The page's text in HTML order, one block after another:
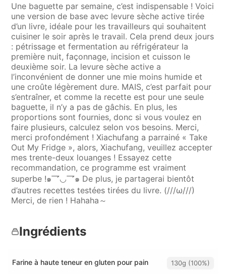
Une baguette par semaine, c’est indispensable ! Voici
une version de base avec levure sèche active tirée
d’un livre, idéale pour les travailleurs qui souhaitent
cuisiner le soir après le travail. Cela prend deux jours
: pétrissage et fermentation au réfrigérateur la
première nuit, façonnage, incision et cuisson le
deuxième soir. La levure sèche active a
l’inconvénient de donner une mie moins humide et
une croûte légèrement dure. MAIS, c’est parfait pour
s’entraîner, et comme la recette est pour une seule
baguette, il n’y a pas de gâchis. En plus, les
proportions sont fournies, donc si vous voulez en
faire plusieurs, calculez selon vos besoins. Merci,
merci profondément ! Xiachufang a parrainé « Take
Out My Fridge », alors, Xiachufang, veuillez accepter
mes trente-deux louanges ! Essayez cette
recommandation, ce programme est vraiment
superbe !๑乛◡乛๑ De plus, je partagerai bientôt
d’autres recettes testées tirées du livre. (///ω///)
Merci, de rien ! Hahaha～
Ingrédients
Farine à haute teneur en gluten pour pain 130g (100%)